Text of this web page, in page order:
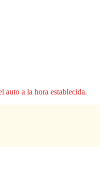
auto a la hora establecida.